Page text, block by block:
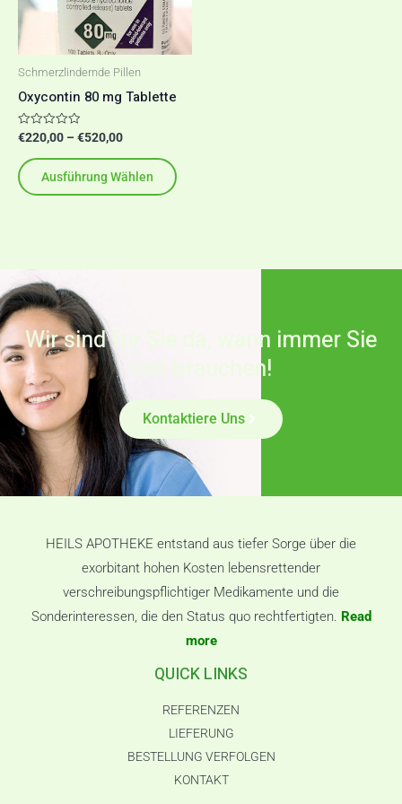
Schmerzlindernde Pillen
Oxycontin 80 mg Tablette
Bewertet
mit
von
5
€220,00 –€520,00
Ausführung Wählen
gewählt
Wir sind für Sie da, wann immer Sie
uns brauchen!
Kontaktiere Uns
HEILS APOTHEKE entstand aus tiefer Sorge über die
exorbitant hohen Kosten lebensrettender
verschreibungspflichtiger Medikamente und die
Sonderinteressen, die den Status quo rechtfertigten. Read
more
QUICK LINKS
REFERENZEN
LIEFERUNG
BESTELLUNG VERFOLGEN
KONTAKT